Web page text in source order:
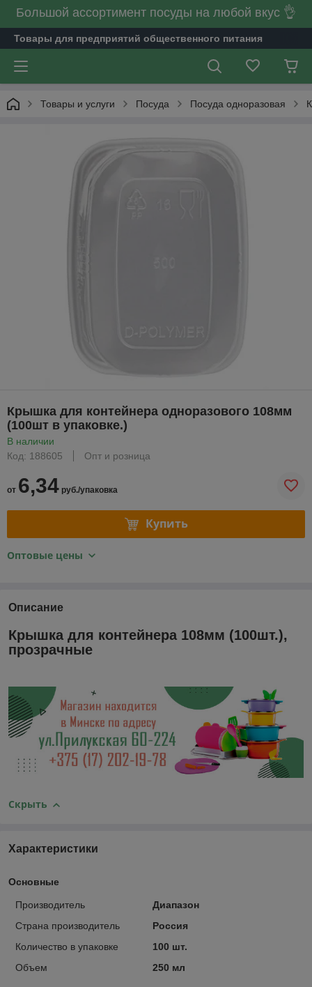
Большой ассортимент посуды на любой вкус 👌
Товары для предприятий общественного питания
Товары и услуги Посуда Посуда одноразовая
Крышка для контейнера одноразового 108мм
(100шт в упаковке.)
В наличии
Код: 188605
Опт и розница
от 6,34 руб./упаковка
Купить
Оптовые цены
Описание
Крышка для контейнера 108мм (100шт.),
прозрачные
Скрыть
Характеристики
Основные
Производитель
Диапазон
Страна производитель
Россия
Количество в упаковке
100 шт.
Объем
250 мл